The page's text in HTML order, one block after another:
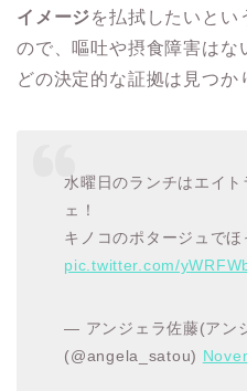
イメージを払拭したいとい
ので、嘔吐や摂食障害はな
どの決定的な証拠は見つか
水曜日のランチはエイ
ェ！
キノコのポタージュでほ
pic.twitter.com/
— アンジェラ佐藤(アン
(@angela_satou)